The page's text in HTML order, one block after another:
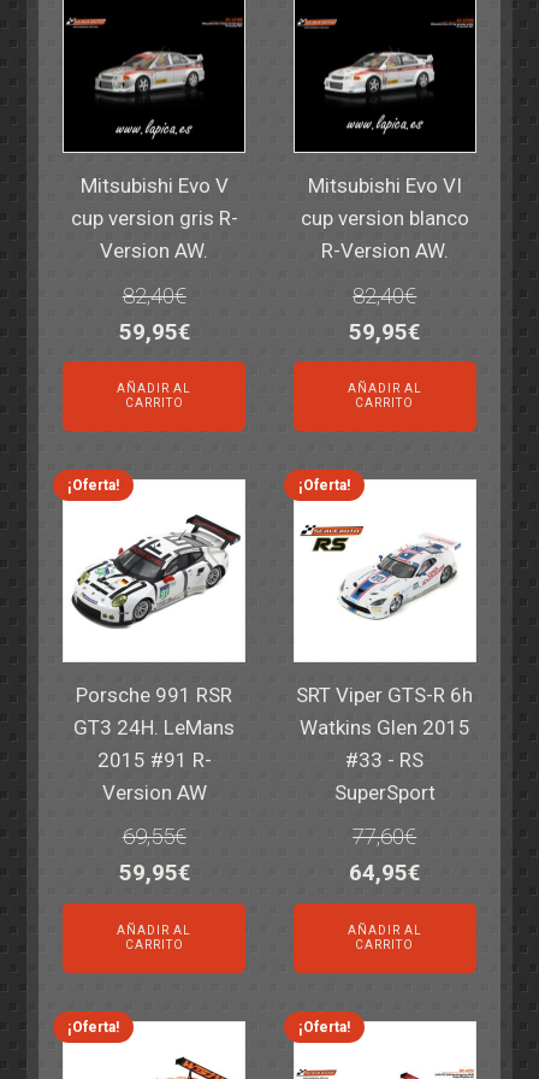
Mitsubishi Evo V
cup version gris R-
Version AW.
82,40€
El
precio
original
era:
82,40€.
59,95€El
precio
es:
59,95€.
AÑADIR AL
CARRITO
Mitsubishi Evo VI
cup version blanco
R-Version AW.
82,40€
El
precio
original
era:
82,40€.
59,95€El
precio
es:
59,95€.
AÑADIR AL
CARRITO
¡Oferta!
Porsche 991 RSR
GT3 24H. LeMans
2015 #91 R-
Version AW
69,55€
El
precio
original
era:
69,55€.
59,95€El
precio
actual
es:
59,95€.
AÑADIR AL
CARRITO
¡Oferta!
SRT Viper GTS-R 6h
Watkins Glen 2015
#33 - RS
SuperSport
77,60€
El
precio
original
era:
77,60€.
64,95€El
precio
actual
es:
64,95€.
AÑADIR AL
CARRITO
¡Oferta! ¡Oferta!